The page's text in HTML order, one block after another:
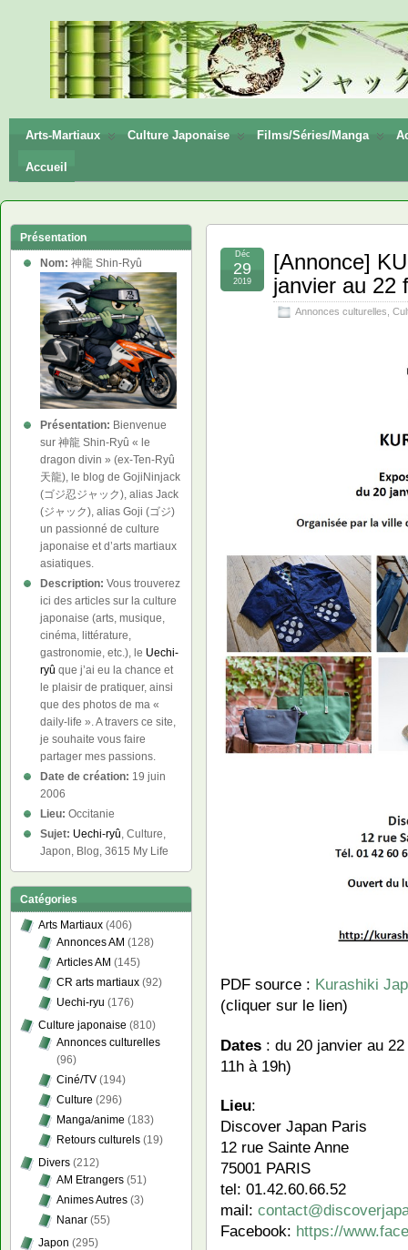
神龍
Shin-
Ryū
Arts-Martiaux Culture Japonaise Films/Séries/Manga
Accueil
[Annonce]
janvier au 22
Annonces culturelles
Déc
29
2019
PDF source : Kurashiki
(cliquer sur le lien)
Dates : du 20 janvier au
11h à 19h)
Lieu:
Discover Japan Paris
12 rue Sainte Anne
75001 PARIS
tel: 01.42.60.66.52
mail:
Facebook: https://
Présentation
Nom: 神龍 Shin-Ryû
Présentation: Bienvenue
sur 神龍 Shin-Ryû « le
dragon divin » (ex-Ten-Ryû
天龍), le blog de GojiNinjack
(ゴジ忍ジャック), alias Jack
(ジャック), alias Goji (ゴジ)
un passionné de culture
japonaise et d’arts martiaux
asiatiques.
Description: Vous trouverez
ici des articles sur la culture
japonaise (arts, musique,
cinéma, littérature,
gastronomie, etc.), le Uechi-
ryû que j’ai eu la chance et
le plaisir de pratiquer, ainsi
que des photos de ma «
daily-life ». A travers ce site,
je souhaite vous faire
partager mes passions.
Date de création: 19 juin
2006
Lieu: Occitanie
Sujet: Uechi-ryû, Culture,
Japon, Blog, 3615 My Life
Catégories
Arts Martiaux (406)
Annonces AM (128)
Articles AM (145)
CR arts martiaux (92)
Uechi-ryu (176)
Culture japonaise (810)
Annonces culturelles
(96)
Ciné/TV (194)
Culture (296)
Manga/anime (183)
Retours culturels (19)
Divers (212)
AM Etrangers (51)
Animes Autres (3)
Nanar (55)
Japon (295)